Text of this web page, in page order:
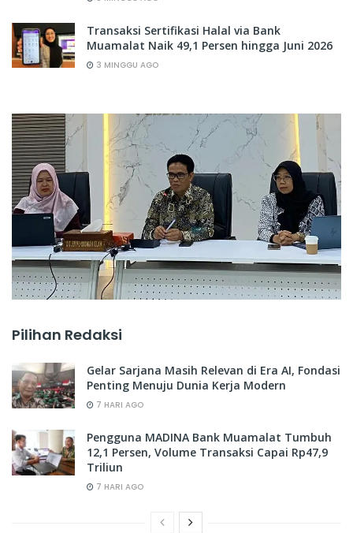
Transaksi Sertifikasi Halal via Bank
Muamalat Naik 49,1 Persen hingga Juni 2026
3 MINGGU AGO
Pilihan Redaksi
Gelar Sarjana Masih Relevan di Era AI, Fondasi
Penting Menuju Dunia Kerja Modern
7 HARI AGO
Pengguna MADINA Bank Muamalat Tumbuh
12,1 Persen, Volume Transaksi Capai Rp47,9
Triliun
7 HARI AGO